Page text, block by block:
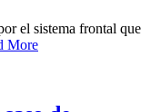
el sistema frontal que
More